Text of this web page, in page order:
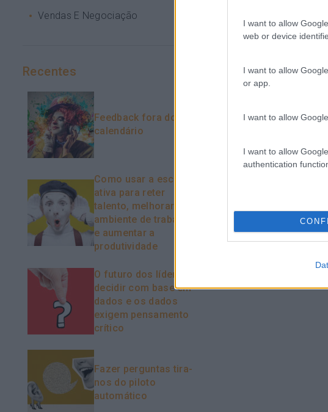
I want to allow
web or device
I want to allow
or app.
I want to allow
I want to allow
authentication
Vendas E Negociação
Recentes
Feedback fora do
calendário
Como usar a escuta
ativa para reter
talento, melhorar o
ambiente de trabalho
e aumentar a
produtividade
O futuro dos líderes é
decidir com base em
dados e os dados
exigem pensamento
crítico
Fazer perguntas tira-
nos do piloto
automático